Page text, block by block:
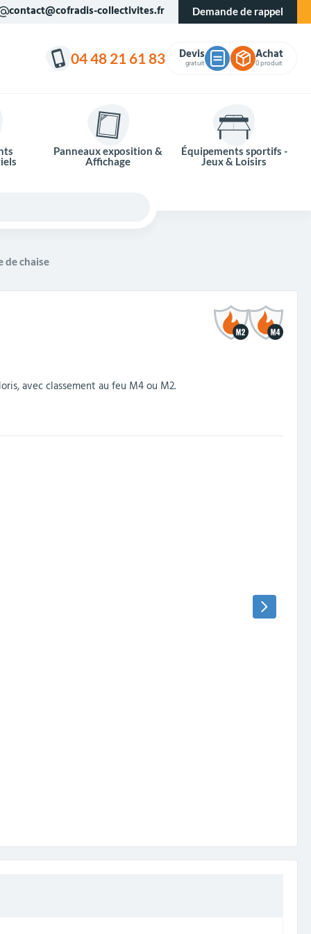
contact@cofradis-collectivites.fr Demande de rappel
04 48 21 61 83 Devis
gratuit
Achat
0 produit
Panneaux exposition &
Affichage
Équipements sportifs -
Jeux & Loisirs
de chaise
avec classement au feu M4 ou M2.